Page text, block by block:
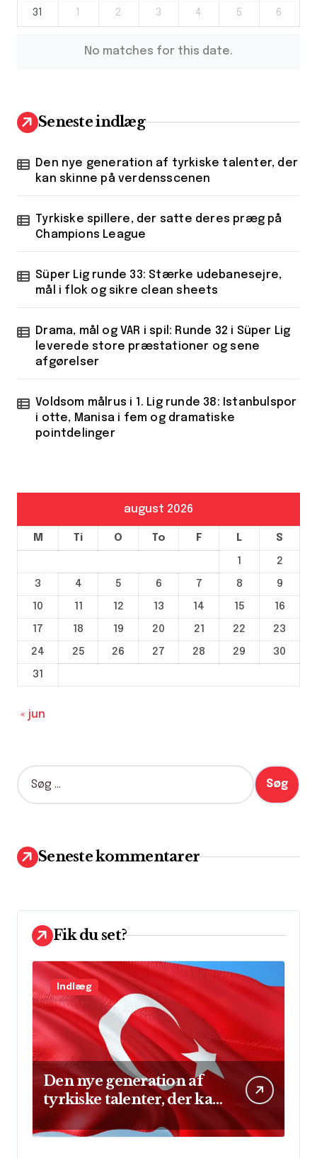
31 1 2 3 4 5 6
No matches for this date.
Seneste indlæg
Den nye generation af tyrkiske talenter, der
kan skinne på verdensscenen
Tyrkiske spillere, der satte deres præg på
Champions League
Süper Lig runde 33: Stærke udebanesejre,
mål i flok og sikre clean sheets
Drama, mål og VAR i spil: Runde 32 i Süper Lig
leverede store præstationer og sene
afgørelser
Voldsom målrus i 1. Lig runde 38: Istanbulspor
i otte, Manisa i fem og dramatiske
pointdelinger
august 2026
M Ti O To F L S
1
2
3
4 5 6 7 8
9
10
11 12 13 14 15
16
17
18 19 20 21 22
23
24
25 26 27 28 29
30
31
« jun
S
ø
t
e
Seneste kommentarer
Fik du set?
Indlæg
Den nye generation af
tyrkiske talenter, der kan
skinne på verdensscenen